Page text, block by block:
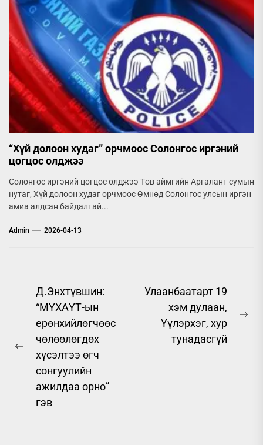
“Хүй долоон худаг” орчмоос Солонгос иргэний
цогцос олджээ
Солонгос иргэний цогцос олджээ Төв аймгийн Аргалант сумын
нутаг, Хүй долоон худаг орчмоос Өмнөд Солонгос улсын иргэн
амиа алдсан байдалтай...
Admin 2026-04-13
Post
navigation
Previous
post:
Д.Энхтүвшин:
“МҮХАҮТ-ын
ерөнхийлөгчөөс
чөлөөлөгдөх
хүсэлтээ өгч
сонгуулийн
ажилдаа орно”
гэв
Улаанбаатарт 19
хэм дулаан,
Үүлэрхэг, хур
тунадасгүй